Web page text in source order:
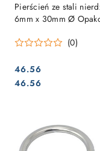
Pierścień ze stali
6mm x 30mm Ø
(0)
Cena:
46.56
Cena:
46.56